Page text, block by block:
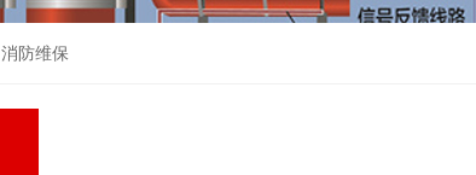
消防维保